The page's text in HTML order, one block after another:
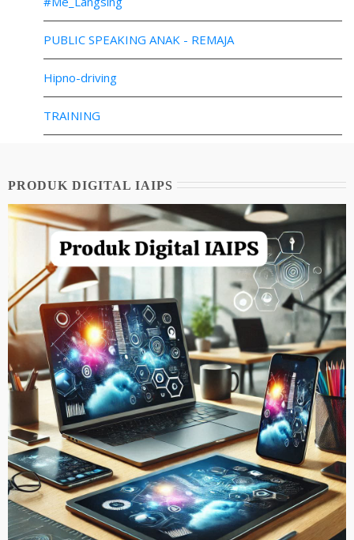
PUBLIC SPEAKING ANAK - REMAJA
Hipno-driving
TRAINING
PRODUK DIGITAL IAIPS